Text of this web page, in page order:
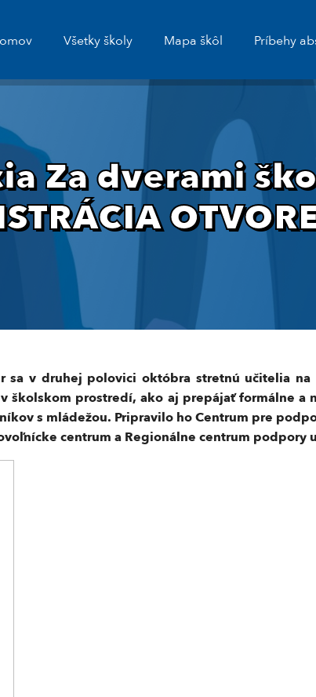
Všetky školy Mapa škôl Príbehy
Za dverami
sa v druhej polovici októbra stretnú učitelia
školskom prostredí, ako aj prepájať formálne a
s mládežou. Pripravilo ho Centrum pre
centrum a Regionálne centrum podpory